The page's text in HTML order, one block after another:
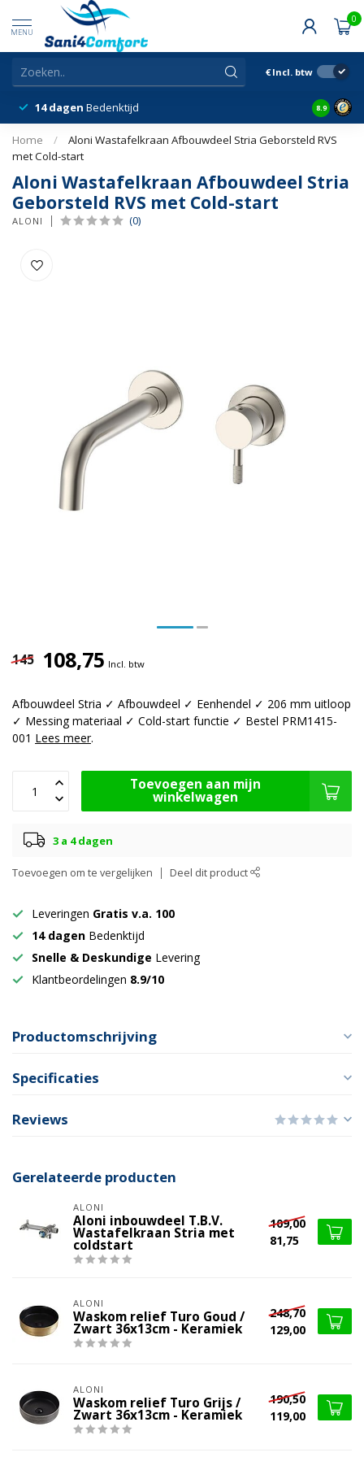
MENU
0
€ Incl. btw
14 dagen Bedenktijd Snelle
8.9
Home /
Aloni Wastafelkraan Afbouwdeel Stria Geborsteld RVS
met Cold-start
Aloni Wastafelkraan Afbouwdeel Stria
Geborsteld RVS met Cold-start
ALONI (0)
145 108,75 Incl. btw
Afbouwdeel Stria ✓ Afbouwdeel ✓ Eenhendel ✓ 206 mm uitloop
✓ Messing materiaal ✓ Cold-start functie ✓ Bestel PRM1415-
001 Lees meer.
Toevoegen aan mijn
winkelwagen
3 a 4 dagen
Toevoegen om te vergelijken Deel dit product
Leveringen Gratis v.a. 100
14 dagen Bedenktijd
Snelle & Deskundige Levering
Klantbeordelingen 8.9/10
Productomschrijving
Specificaties
Reviews
Gerelateerde producten
ALONI
Aloni inbouwdeel T.B.V.
Wastafelkraan Stria met
coldstart
109,00
81,75
ALONI
Waskom relief Turo Goud /
Zwart 36x13cm - Keramiek
248,70
129,00
ALONI
Waskom relief Turo Grijs /
Zwart 36x13cm - Keramiek
190,50
119,00